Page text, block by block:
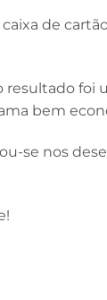
de
resultado foi
bem
se nos